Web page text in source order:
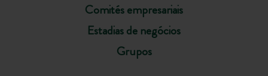
Comités empresariais
Estadias de negócios
Grupos